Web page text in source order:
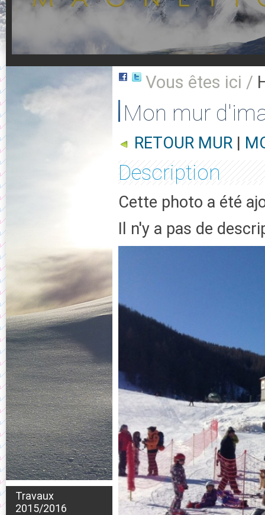
Travaux
2015/2016
Vous êtes ici /
Mon mur
RETOUR MUR |
Description
Cette photo a été
Il n'y a pas de